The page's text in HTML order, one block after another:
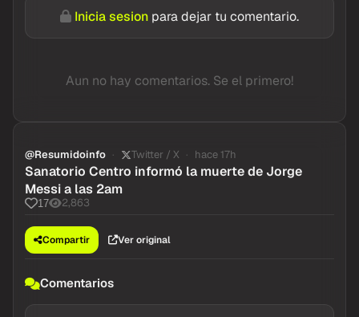
Inicia sesion para dejar tu comentario.
Aun no hay comentarios. Se el primero!
@Resumidoinfo Twitter / X hace 17h
Sanatorio Centro informó la muerte de Jorge
Messi a las 2am
17 2,863
Compartir Ver original
Comentarios